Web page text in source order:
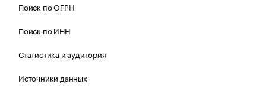
Поиск по ОГРН
Поиск по ИНН
Статистика и аудитория
Источники данных